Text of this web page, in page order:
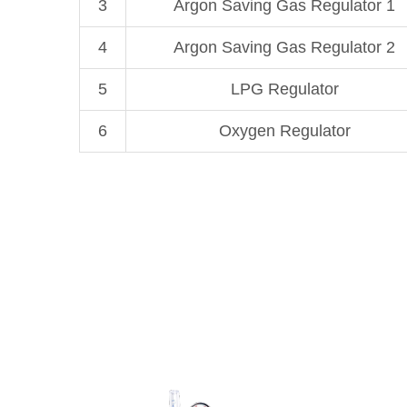
3 Argon Saving Gas Regulator 1
4 Argon Saving Gas Regulator 2
5 LPG Regulator
6 Oxygen Regulator